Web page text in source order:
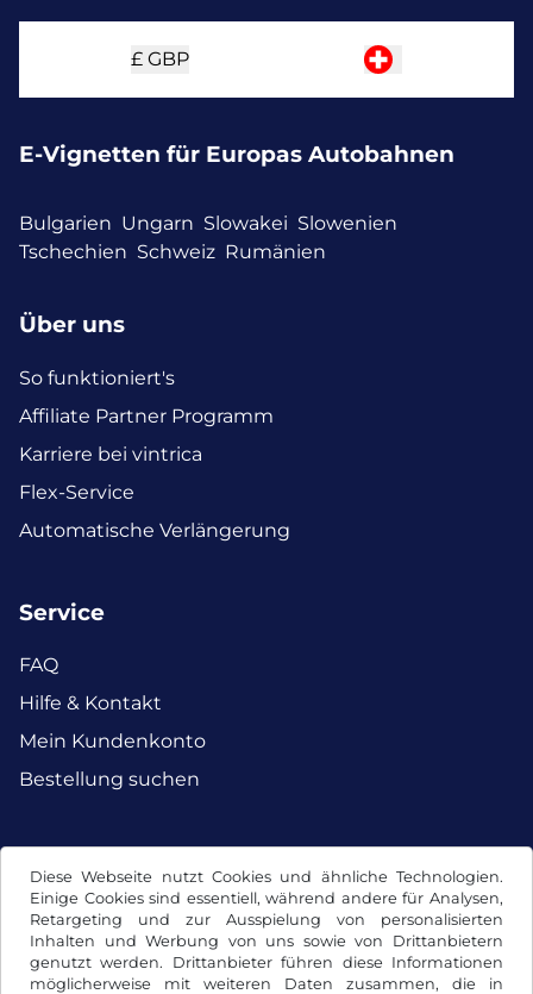
Diese Webseite nutzt Cookies und ähnliche Technologien.
Einige Cookies sind essentiell, während andere für Analysen,
Retargeting und zur Ausspielung von personalisierten
Inhalten und Werbung von uns sowie von Drittanbietern
genutzt werden. Drittanbieter führen diese Informationen
möglicherweise mit weiteren Daten zusammen, die in
£ GBP
E-Vignetten für Europas Autobahnen
Bulgarien Ungarn Slowakei Slowenien
Tschechien Schweiz Rumänien
Über uns
So funktioniert's
Affiliate Partner Programm
Karriere bei vintrica
Flex-Service
Automatische Verlängerung
Service
FAQ
Hilfe & Kontakt
Mein Kundenkonto
Bestellung suchen
Facebook Instagram